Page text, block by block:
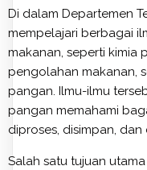
Di dalam Departemen
mempelajari berbagai
makanan, seperti kimia
pengolahan makanan,
pangan. Ilmu-ilmu
pangan memahami
diproses, disimpan,
Salah satu tujuan